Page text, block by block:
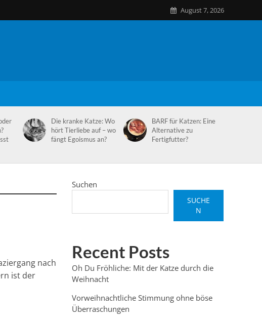
August 7, 2026
Die kranke Katze: Wo
hört Tierliebe auf – wo
fängt Egoismus an?
BARF für Katzen: Eine
Alternative zu
Fertigfutter?
nach
ist der
Suchen
SUCHE
N
Recent Posts
Oh Du Fröhliche: Mit der Katze durch die
Weihnacht
Vorweihnachtliche Stimmung ohne böse
Überraschungen